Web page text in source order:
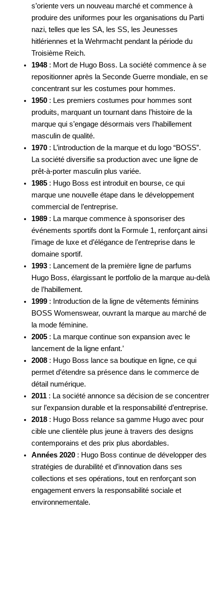
s’oriente vers un nouveau marché et commence à
produire des uniformes pour les organisations du Parti
nazi, telles que les SA, les SS, les Jeunesses
hitlériennes et la Wehrmacht pendant la période du
Troisième Reich.
1948: Mort de Hugo Boss. La société commence à se
repositionner après la Seconde Guerre mondiale, en se
concentrant sur les costumes pour hommes.
1950: Les premiers costumes pour hommes sont
produits, marquant un tournant dans l’histoire de la
marque qui s’engage désormais vers l’habillement
masculin de qualité.
1970: L’introduction de la marque et du logo “BOSS”.
La société diversifie sa production avec une ligne de
prêt-à-porter masculin plus variée.
1985: Hugo Boss est introduit en bourse, ce qui
marque une nouvelle étape dans le développement
commercial de l’entreprise.
1989: La marque commence à sponsoriser des
événements sportifs dont la Formule 1, renforçant ainsi
l’image de luxe et d’élégance de l’entreprise dans le
domaine sportif.
1993: Lancement de la première ligne de parfums
Hugo Boss, élargissant le portfolio de la marque au-delà
de l’habillement.
1999: Introduction de la ligne de vêtements féminins
BOSS Womenswear, ouvrant la marque au marché de
la mode féminine.
2005: La marque continue son expansion avec le
lancement de la ligne enfant.’
2008: Hugo Boss lance sa boutique en ligne, ce qui
permet d’étendre sa présence dans le commerce de
détail numérique.
2011: La société annonce sa décision de se concentrer
sur l’expansion durable et la responsabilité d’entreprise.
2018: Hugo Boss relance sa gamme Hugo avec pour
cible une clientèle plus jeune à travers des designs
contemporains et des prix plus abordables.
Années 2020: Hugo Boss continue de développer des
stratégies de durabilité et d’innovation dans ses
collections et ses opérations, tout en renforçant son
engagement envers la responsabilité sociale et
environnementale.